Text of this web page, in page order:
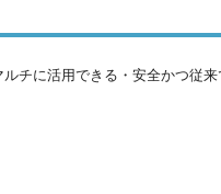
チに活用できる・安全かつ従